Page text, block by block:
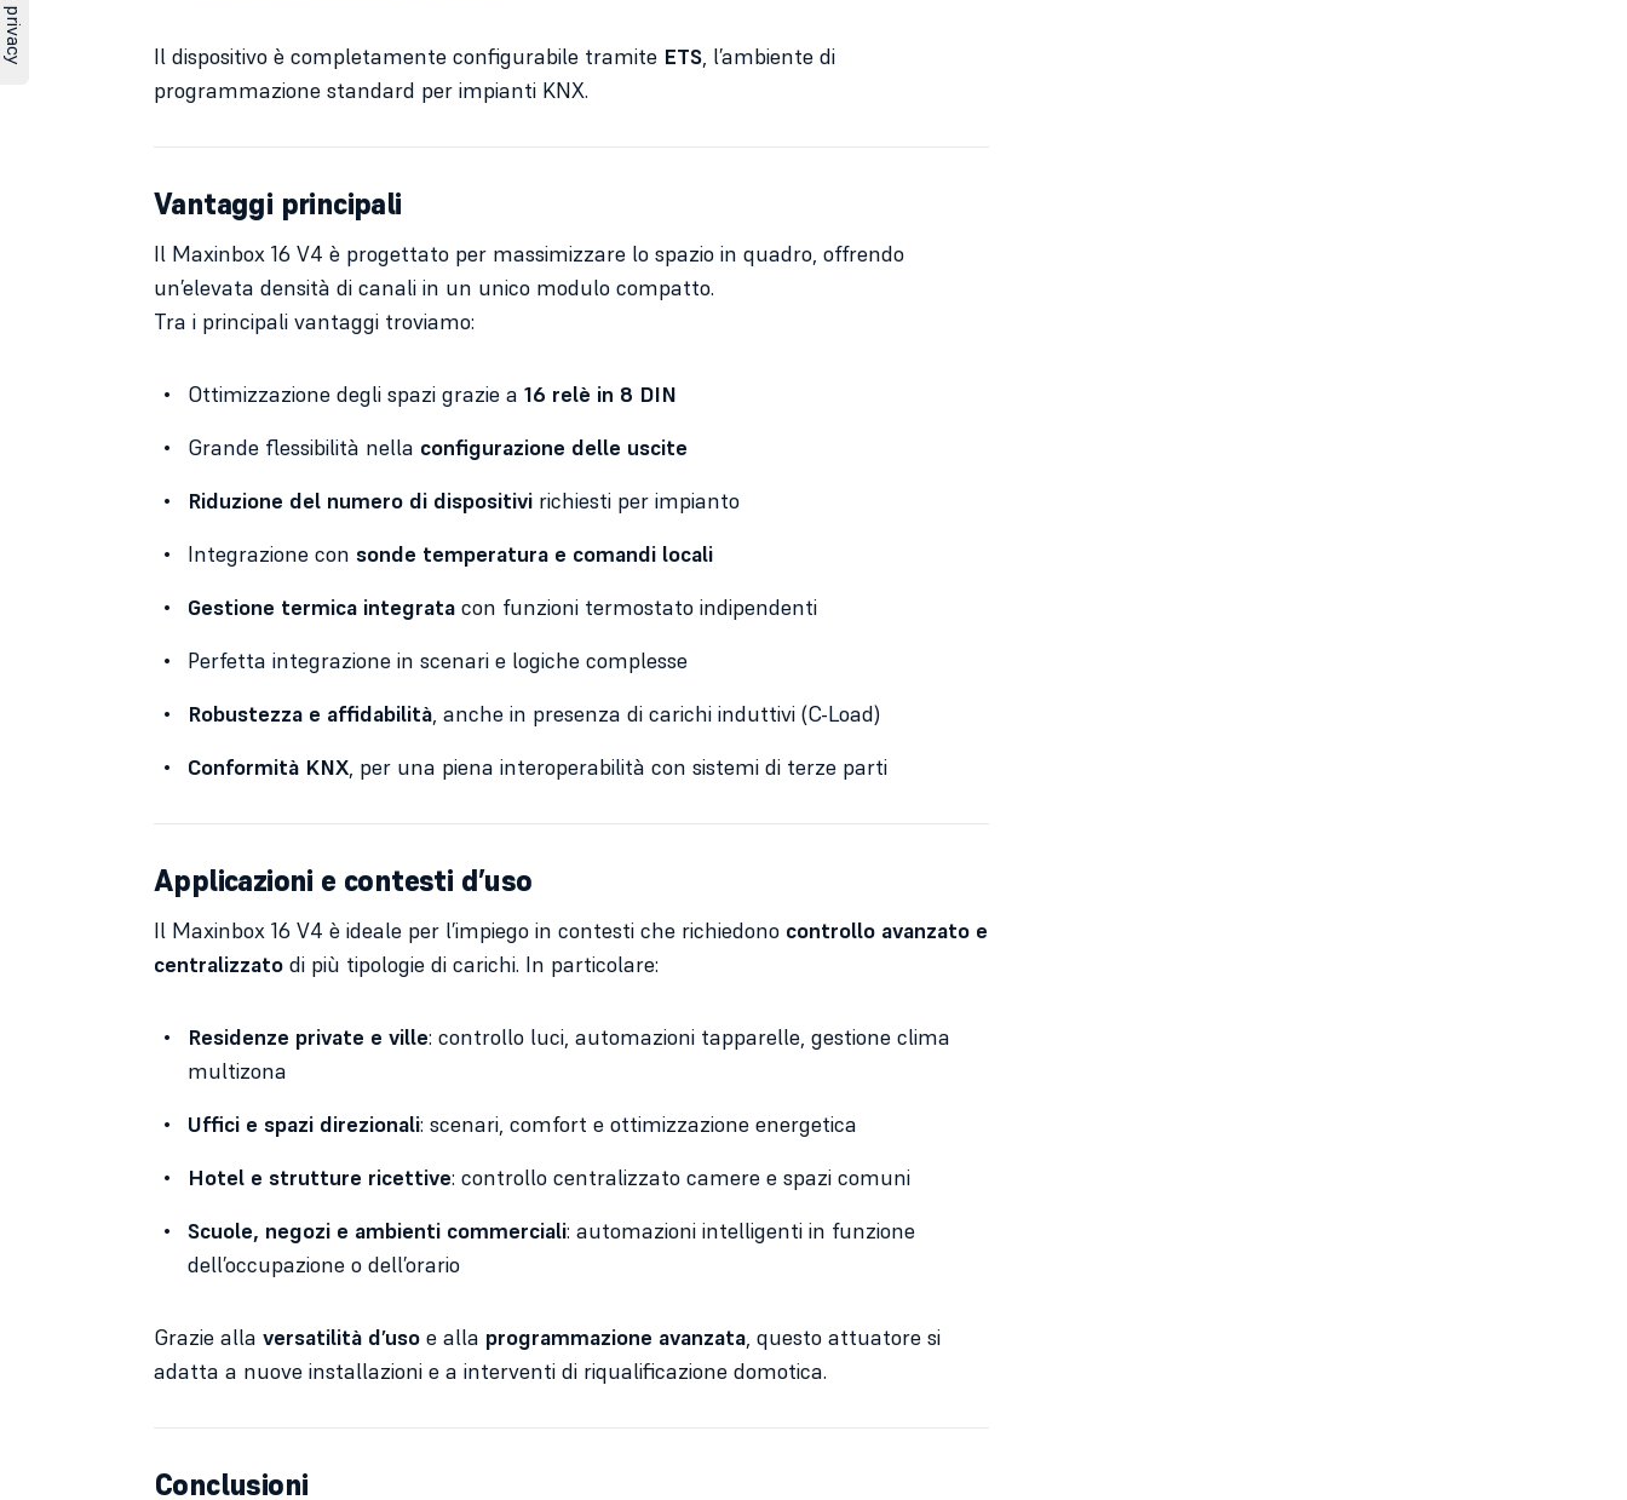
Il dispositivo è completamente configurabile tramite ETS, l’ambiente di
programmazione standard per impianti KNX.
Vantaggi principali
Il Maxinbox 16 V4 è progettato per massimizzare lo spazio in quadro, offrendo
un’elevata densità di canali in un unico modulo compatto.
Tra i principali vantaggi troviamo:
Ottimizzazione degli spazi grazie a 16 relè in 8 DIN
Grande flessibilità nella configurazione delle uscite
Riduzione del numero di dispositivi richiesti per impianto
Integrazione con sonde temperatura e comandi locali
Gestione termica integrata con funzioni termostato indipendenti
Perfetta integrazione in scenari e logiche complesse
Robustezza e affidabilità, anche in presenza di carichi induttivi (C-Load)
Conformità KNX, per una piena interoperabilità con sistemi di terze parti
Applicazioni e contesti d’uso
Il Maxinbox 16 V4 è ideale per l’impiego in contesti che richiedono controllo avanzato e
centralizzato di più tipologie di carichi. In particolare:
Residenze private e ville: controllo luci, automazioni tapparelle, gestione clima
multizona
Uffici e spazi direzionali: scenari, comfort e ottimizzazione energetica
Hotel e strutture ricettive: controllo centralizzato camere e spazi comuni
Scuole, negozi e ambienti commerciali: automazioni intelligenti in funzione
dell’occupazione o dell’orario
Grazie alla versatilità d’uso e alla programmazione avanzata, questo attuatore si
adatta a nuove installazioni e a interventi di riqualificazione domotica.
Conclusioni